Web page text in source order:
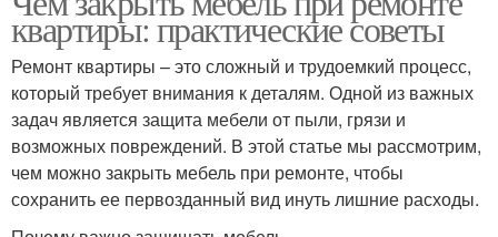
квартиры: практические советы
Ремонт квартиры – это сложный и трудоемкий процесс,
который требует внимания к деталям. Одной из важных
задач является защита мебели от пыли, грязи и
возможных повреждений. В этой статье мы рассмотрим,
чем можно закрыть мебель при ремонте, чтобы
сохранить ее первозданный вид инуть лишние расходы.